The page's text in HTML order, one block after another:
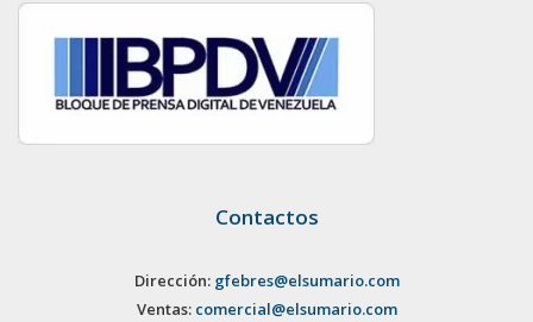
Contactos
Dirección: gfebres@elsumario.com
Ventas: comercial@elsumario.com